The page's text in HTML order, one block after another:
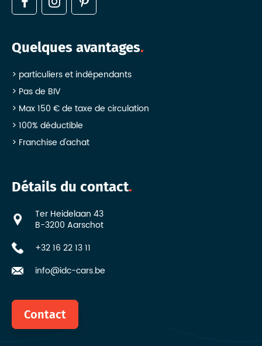
Quelques avantages
particuliers et indépendants
Pas de BIV
Max 150 € de taxe de circulation
100% déductible
Franchise d'achat
Détails du contact
Ter Heidelaan 43
B-3200 Aarschot
+32 16 22 13 11
info@idc-cars.be
Contact